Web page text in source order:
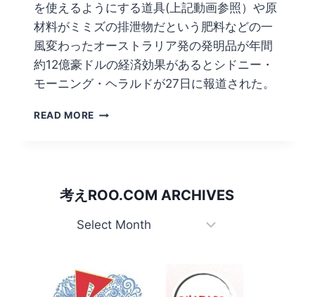
を使えるようにする道具(上記動画参照）や原
材料がミミズの排泄物だという肥料などの一
風変わったオーストラリア発の発明品が年間
約12億豪ドルの経済効果があるとシドニー・
モーニング・ヘラルドが27日に報道された。
READ MORE オ
珍
明
稼
ぎ
考えROO.COM ARCHIVES
考
Archives